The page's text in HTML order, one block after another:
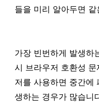
들을 미리 알아두면
가장 빈번하게 발생하
시 브라우저 호환성
저를 사용하면 중간에
생하는 경우가 많습니